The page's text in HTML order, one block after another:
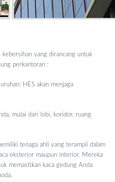
kebersihan yang dirancang untuk
perkantoran :
HES akan menjaga
mulai dari lobi, koridor, ruang
tenaga ahli yang terampil dalam
eksterior maupun interior. Mereka
memastikan kaca gedung Anda